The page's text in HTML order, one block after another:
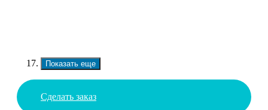
Показать еще
Сделать заказ